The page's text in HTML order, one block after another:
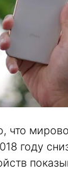
что
году